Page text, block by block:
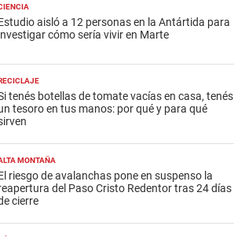
aisló a 12 personas en la Antártida para
cómo sería vivir en Marte
tenés botellas de tomate vacías en casa, tenés
tesoro en tus manos: por qué y para qué
MONTAÑA
riesgo de avalanchas pone en suspenso la
del Paso Cristo Redentor tras 24 días
cierre